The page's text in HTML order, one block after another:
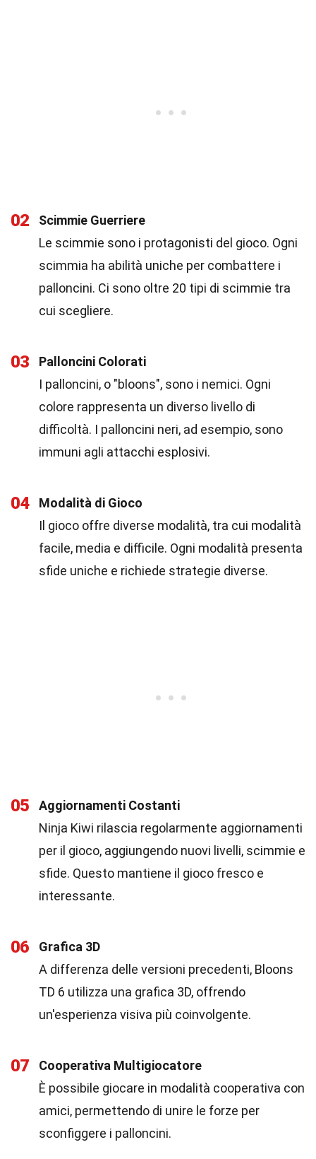
02
Scimmie Guerriere
Le scimmie sono i protagonisti del gioco. Ogni
scimmia ha abilità uniche per combattere i
palloncini. Ci sono oltre 20 tipi di scimmie tra
cui scegliere.
03
Palloncini Colorati
I palloncini, o "bloons", sono i nemici. Ogni
colore rappresenta un diverso livello di
difficoltà. I palloncini neri, ad esempio, sono
immuni agli attacchi esplosivi.
04
Modalità di Gioco
Il gioco offre diverse modalità, tra cui modalità
facile, media e difficile. Ogni modalità presenta
sfide uniche e richiede strategie diverse.
05
Aggiornamenti Costanti
Ninja Kiwi rilascia regolarmente aggiornamenti
per il gioco, aggiungendo nuovi livelli, scimmie e
sfide. Questo mantiene il gioco fresco e
interessante.
06
Grafica 3D
A differenza delle versioni precedenti, Bloons
TD 6 utilizza una grafica 3D, offrendo
un'esperienza visiva più coinvolgente.
07
Cooperativa Multigiocatore
È possibile giocare in modalità cooperativa con
amici, permettendo di unire le forze per
sconfiggere i palloncini.